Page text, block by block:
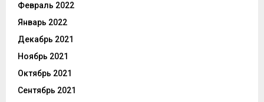
Февраль 2022
Январь 2022
Декабрь 2021
Ноябрь 2021
Октябрь 2021
Сентябрь 2021